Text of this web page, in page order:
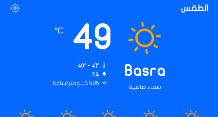
الطقس
Basra
سماء صافية
49
℃
49º - 41º
5%
5.25 كيلومتر/ساعة